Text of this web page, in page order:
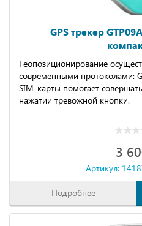
GPS трекер
Геопозиционирование
современными протоколами:
SIM-карты помогает
нажатии тревожной кнопки.
3
Артикул:
Подробнее